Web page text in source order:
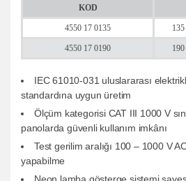
KOD
4550 17 0135 135
4550 17 0190 190
IEC 61010-031 uluslararası
standardına uygun üretim
Ölçüm kategorisi CAT III 1000 V
panolarda güvenli kullanım imkânı
Test gerilim aralığı 100 – 1000 V
yapabilme